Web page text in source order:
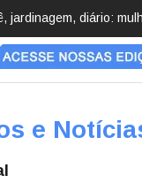
84,2 mil
e